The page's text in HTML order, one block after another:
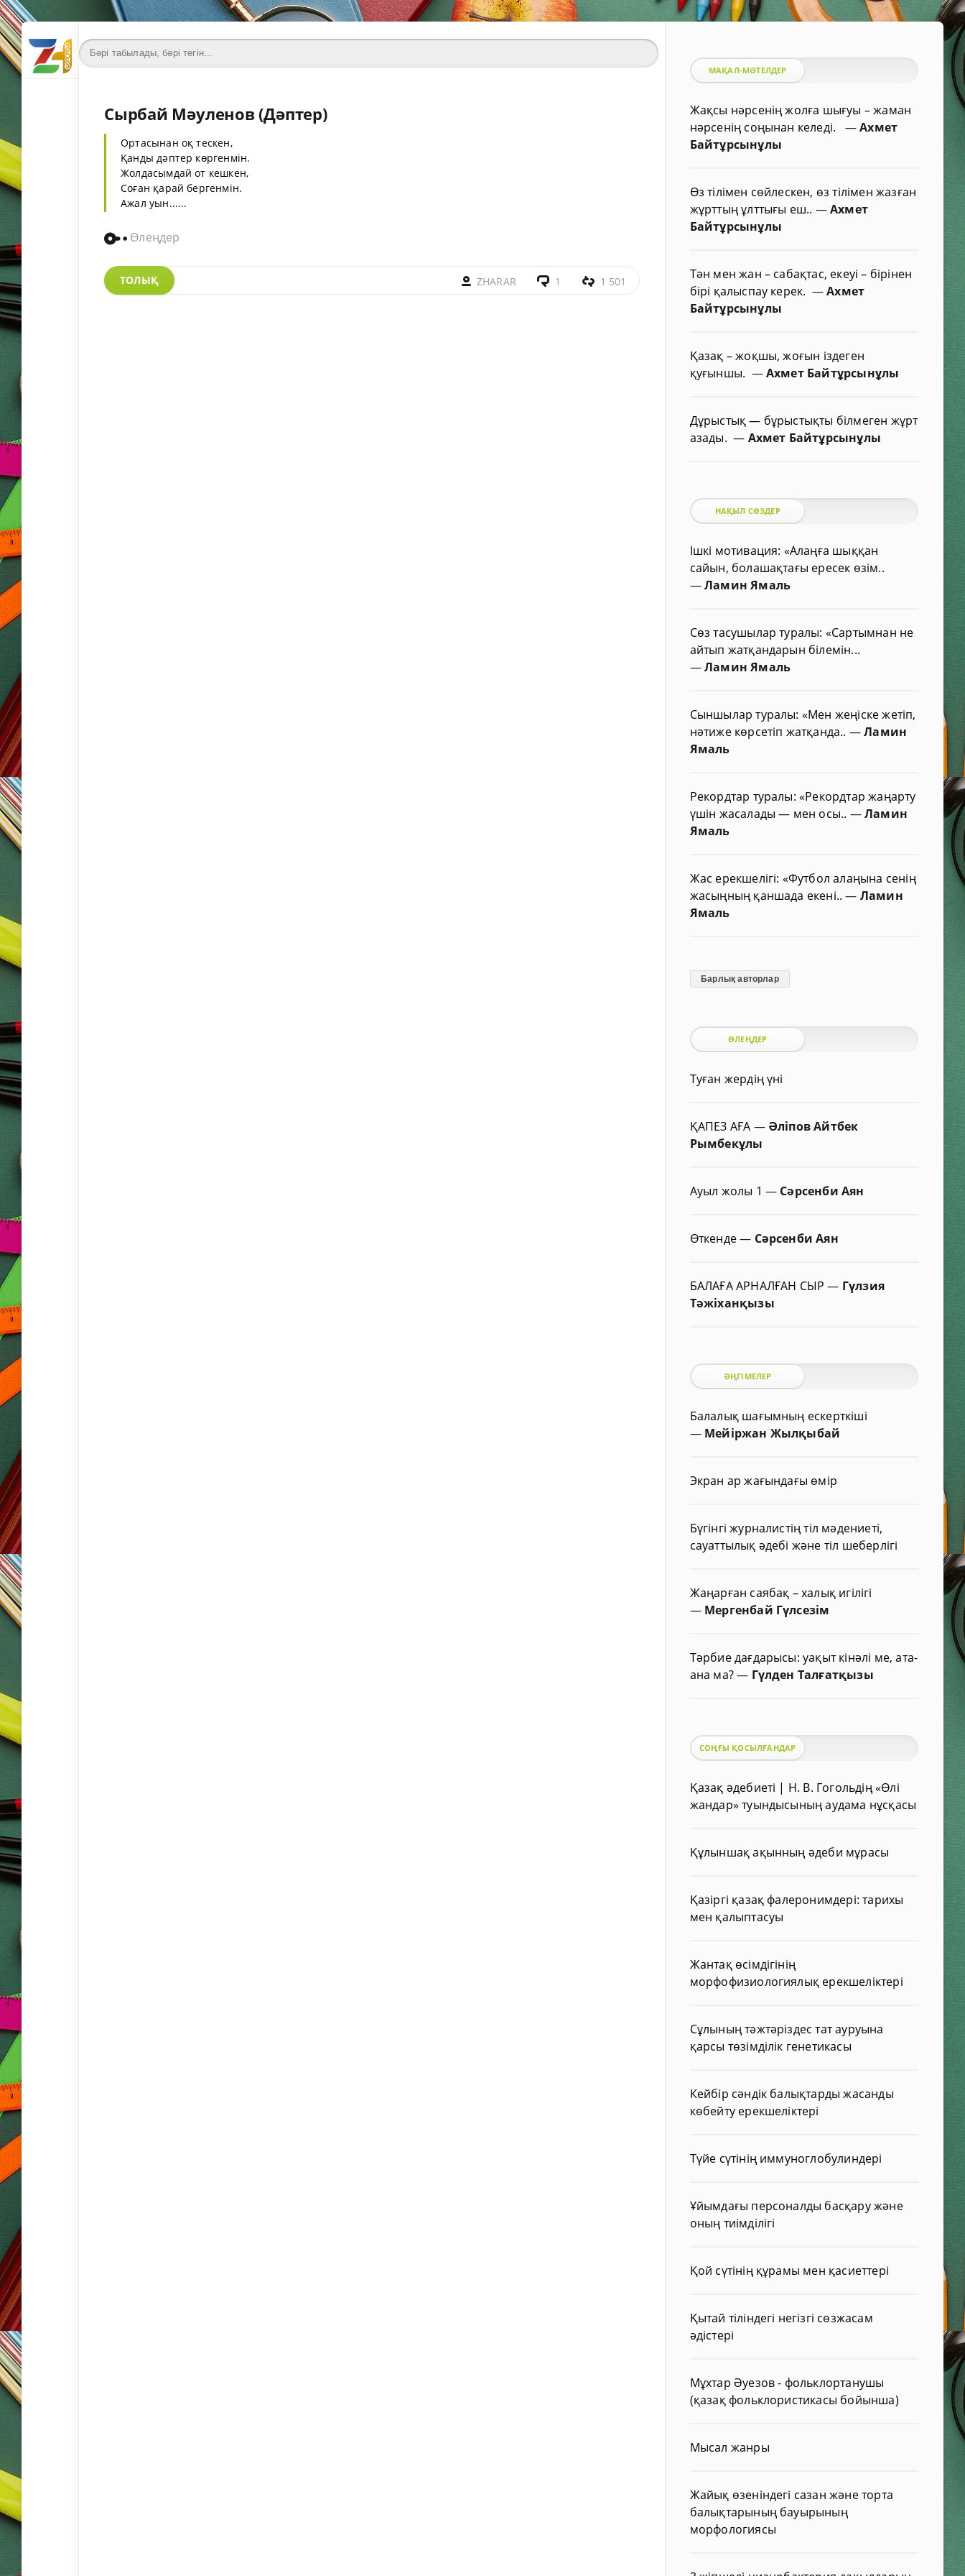
Сырбай Мәуленов (Дәптер)
Ортасынан оқ тескен,
Қанды дәптер көргенмін.
Жолдасымдай от кешкен,
Соған қарай бергенмін.
Ажал уын......
Өлеңдер
ТОЛЫҚ ZHARAR 1 1 501
МАҚАЛ-МӘТЕЛДЕР
Жақсы нәрсенің жолға шығуы – жаман
нәрсенің соңынан келеді. —Ахмет
Байтұрсынұлы
Өз тілімен сөйлескен, өз тілімен жазған
жұрттың ұлттығы еш.. —Ахмет
Байтұрсынұлы
Тән мен жан – сабақтас, екеуі – бірінен
бірі қалыспау керек. —Ахмет
Байтұрсынұлы
Қазақ – жоқшы, жоғын іздеген
қуғыншы. —Ахмет Байтұрсынұлы
Дұрыстық — бұрыстықты білмеген жұрт
азады.— Ахмет Байтұрсынұлы
НАҚЫЛ СӨЗДЕР
Ішкі мотивация: «Алаңға шыққан
сайын, болашақтағы ересек өзім..
—Ламин Ямаль
Сөз тасушылар туралы: «Сартымнан не
айтып жатқандарын білемін...
—Ламин Ямаль
Сыншылар туралы: «Мен жеңіске жетіп,
нәтиже көрсетіп жатқанда.. —Ламин
Ямаль
Рекордтар туралы: «Рекордтар жаңарту
үшін жасалады — мен осы.. —Ламин
Ямаль
Жас ерекшелігі: «Футбол алаңына сенің
жасыңның қаншада екені..— Ламин
Ямаль
Барлық авторлар
ӨЛЕҢДЕР
Туған жердің үні
ҚАПЕЗ АҒА — Әліпов Айтбек
Рымбекұлы
Ауыл жолы 1 — Сәрсенби Аян
Өткенде— Сәрсенби Аян
БАЛАҒА АРНАЛҒАН СЫР— Гүлзия
Тәжіханқызы
ӘҢГІМЕЛЕР
Балалық шағымның ескерткіші
— Мейіржан Жылқыбай
Экран ар жағындағы өмір
Бүгінгі журналистің тіл мәдениеті,
сауаттылық әдебі және тіл шеберлігі
Жаңарған саябақ – халық игілігі
— Мергенбай Гүлсезім
Тәрбие дағдарысы: уақыт кінәлі ме, ата-
ана ма?— Гүлден Талғатқызы
СОҢҒЫ ҚОСЫЛҒАНДАР
Қазақ әдебиеті | Н. В. Гогольдің «Өлі
жандар» туындысының аудама нұсқасы
Құлыншақ ақынның әдеби мұрасы
Қазіргі қазақ фалеронимдері: тарихы
мен қалыптасуы
Жантақ өсімдігінің
морфофизиологиялық ерекшеліктері
Сұлының тәжтәріздес тат ауруына
қарсы төзімділік генетикасы
Кейбір сәндік балықтарды жасанды
көбейту ерекшеліктері
Түйе сүтінің иммуноглобулиндері
Ұйымдағы персоналды басқару және
оның тиімділігі
Қой сүтінің құрамы мен қасиеттері
Қытай тіліндегі негізгі сөзжасам
әдістері
Мұхтар Әуезов - фольклортанушы
(қазақ фольклористикасы бойынша)
Мысал жанры
Жайық өзеніндегі сазан және торта
балықтарының бауырының
морфологиясы